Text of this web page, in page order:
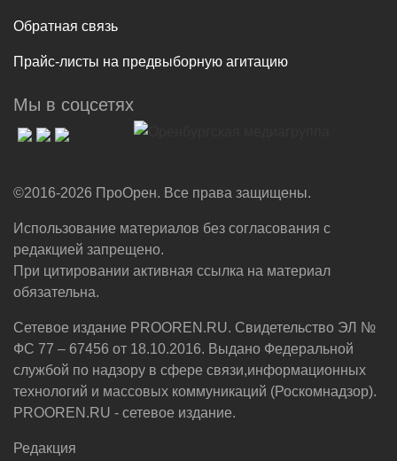
Обратная связь
Прайс-листы на предвыборную агитацию
Мы в соцсетях
©2016-2026 ПроОрен. Все права защищены.
Использование материалов без согласования с
редакцией запрещено.
При цитировании активная ссылка на материал
обязательна.
Сетевое издание PROOREN.RU. Свидетельство ЭЛ №
ФС 77 – 67456 от 18.10.2016. Выдано Федеральной
службой по надзору в сфере связи,информационных
технологий и массовых коммуникаций (Роскомнадзор).
PROOREN.RU - сетевое издание.
Редакция